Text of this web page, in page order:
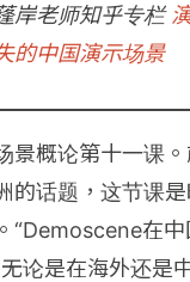
岸老师知乎专栏
的中国演示场景
景概论第十一课
的话题，这节课
“Demoscene在中
论是在海外还是